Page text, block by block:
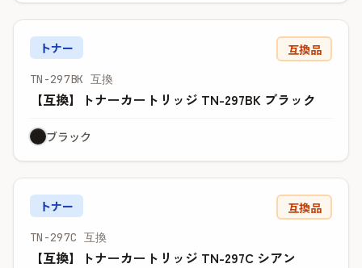
トナー 互換品
TN-297BK 互換
【互換】トナーカートリッジ TN-297BK ブラック
ブラック
トナー 互換品
TN-297C 互換
【互換】トナーカートリッジ TN-297C シアン